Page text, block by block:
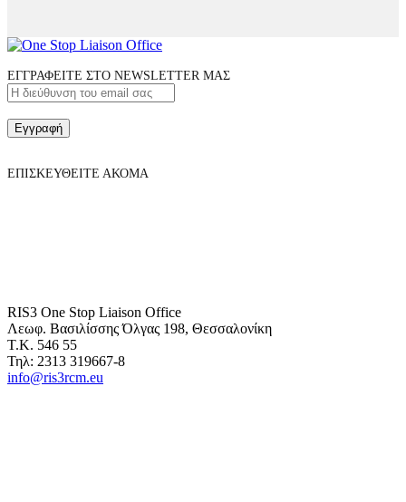
ΕΓΓΡΑΦΕΙΤΕ ΣΤΟ NEWSLETTER ΜΑΣ
Εγγραφή
ΕΠΙΣΚΕΥΘΕΙΤΕ ΑΚΟΜΑ
RIS3 One Stop Liaison Office
Λεωφ. Βασιλίσσης Όλγας 198, Θεσσαλονίκη
Τ.Κ. 546 55
Τηλ: 2313 319667-8
info@ris3rcm.eu